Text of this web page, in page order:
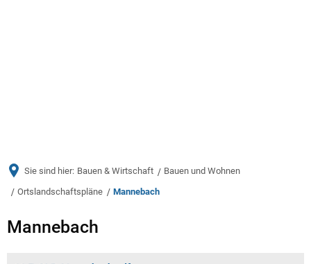
Sie sind hier: Bauen & Wirtschaft
Bauen und Wohnen
Ortslandschaftspläne
Mannebach
Mannebach
Mannebach